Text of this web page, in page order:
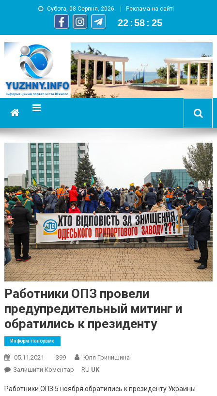
Субота, 08 Серпня, 2026 Реклама на сайті
22 :58 : 26
YUZHNY.INFO
информационный портал города Южный
Работники ОПЗ провели
предупредительный митинг и
обратились к президенту
Информ-панорама
05.11.2021 399
Юля Гринишина
Залишити КоментарOn
ОПЗ
RU UK
Работники ОПЗ 5 ноября обратились к президенту Украины